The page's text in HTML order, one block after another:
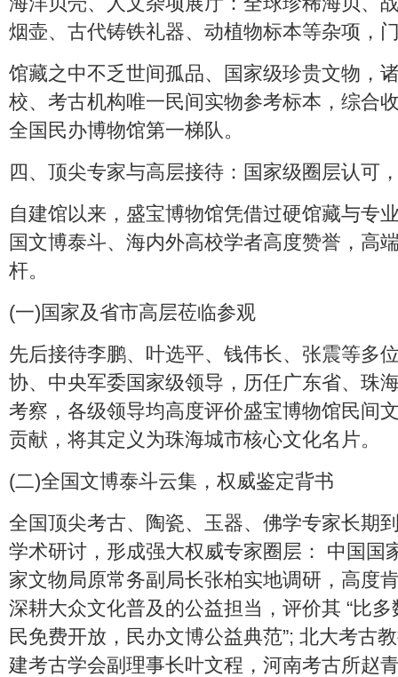
烟壶、古代铸铁礼器、动植物标本等杂项，
馆藏之中不乏世间孤品、国家级珍贵文物，
校、考古机构唯一民间实物参考标本，综合
全国民办博物馆第一梯队。
四、顶尖专家与高层接待：国家级圈层认可
自建馆以来，盛宝博物馆凭借过硬馆藏与专
国文博泰斗、海内外高校学者高度赞誉，高
杆。
(一)国家及省市高层莅临参观
先后接待李鹏、叶选平、钱伟长、张震等多
协、中央军委国家级领导，历任广东省、珠
考察，各级领导均高度评价盛宝博物馆民间
贡献，将其定义为珠海城市核心文化名片。
(二)全国文博泰斗云集，权威鉴定背书
全国顶尖考古、陶瓷、玉器、佛学专家长期
学术研讨，形成强大权威专家圈层： 中国国
家文物局原常务副局长张柏实地调研，高度
深耕大众文化普及的公益担当，评价其 “比
民免费开放，民办文博公益典范”; 北大考古
建考古学会副理事长叶文程，河南考古所赵